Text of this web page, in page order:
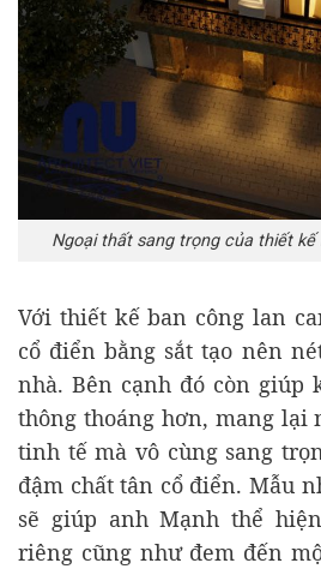
Ngoại thất sang trọng của thiết
Với thiết kế ban công lan
cổ điển bằng sắt tạo nên
nhà. Bên cạnh đó còn giúp
thông thoáng hơn, mang lại
tinh tế mà vô cùng sang
đậm chất tân cổ điển. Mẫu
sẽ giúp anh Mạnh thể
riêng cũng như đem đến